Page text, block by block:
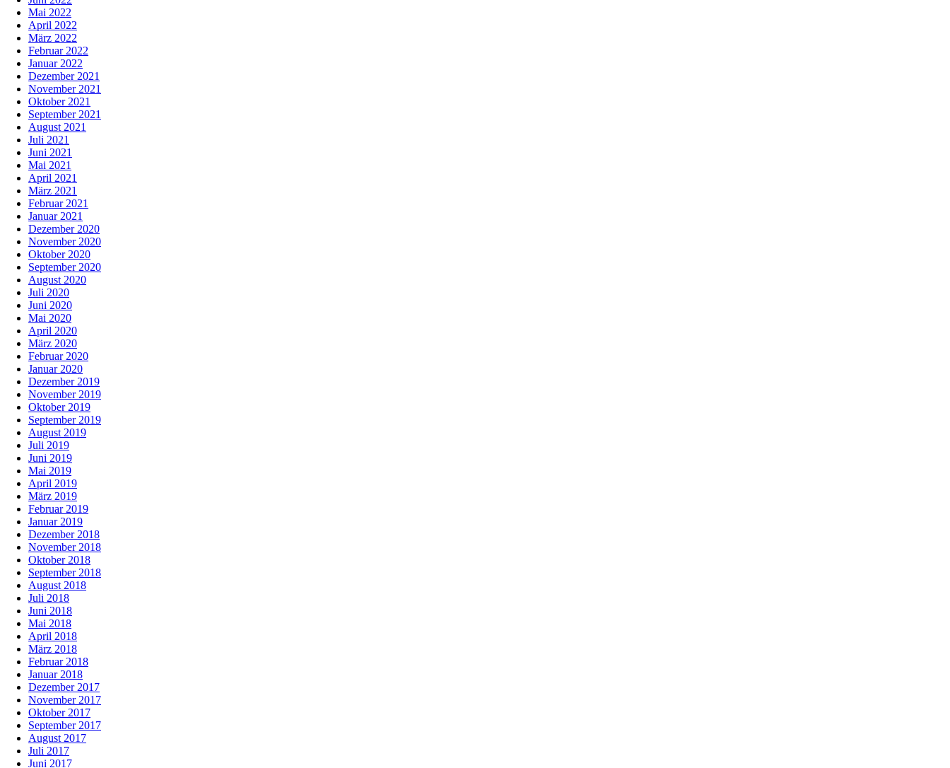
Mai 2022
April 2022
März 2022
Februar 2022
Januar 2022
Dezember 2021
November 2021
Oktober 2021
September 2021
August 2021
Juli 2021
Juni 2021
Mai 2021
April 2021
März 2021
Februar 2021
Januar 2021
Dezember 2020
November 2020
Oktober 2020
September 2020
August 2020
Juli 2020
Juni 2020
Mai 2020
April 2020
März 2020
Februar 2020
Januar 2020
Dezember 2019
November 2019
Oktober 2019
September 2019
August 2019
Juli 2019
Juni 2019
Mai 2019
April 2019
März 2019
Februar 2019
Januar 2019
Dezember 2018
November 2018
Oktober 2018
September 2018
August 2018
Juli 2018
Juni 2018
Mai 2018
April 2018
März 2018
Februar 2018
Januar 2018
Dezember 2017
November 2017
Oktober 2017
September 2017
August 2017
Juli 2017
Juni 2017